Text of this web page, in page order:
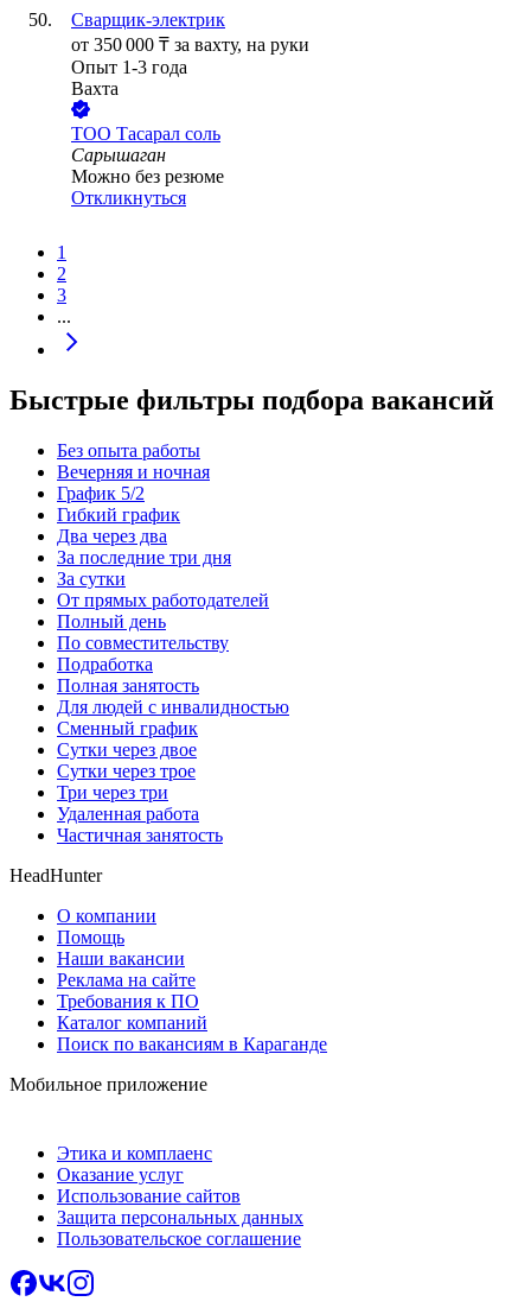
Сварщик-электрик
от 350 000 ₸ за вахту, на руки
Опыт 1-3 года
Вахта
ТОО Тасарал соль
Сарышаган
Можно без резюме
Откликнуться
1
2
3
...
Быстрые фильтры подбора вакансий
Без опыта работы
Вечерняя и ночная
График 5/2
Гибкий график
Два через два
За последние три дня
За сутки
От прямых работодателей
Полный день
По совместительству
Подработка
Полная занятость
Для людей с инвалидностью
Сменный график
Сутки через двое
Сутки через трое
Три через три
Удаленная работа
Частичная занятость
HeadHunter
О компании
Помощь
Наши вакансии
Реклама на сайте
Требования к ПО
Каталог компаний
Поиск по вакансиям в Караганде
Мобильное приложение
Этика и комплаенс
Оказание услуг
Использование сайтов
Защита персональных данных
Пользовательское соглашение